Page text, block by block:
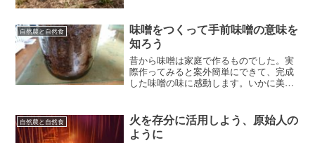
わいさに虜になりました。せっせと蜜を
巣に運ぶ姿は愛らしく、一日中見ていて
も飽きません。私の養蜂体験から学んだ
ことなどを紹介していきたいと思いま
す。
自然農と自然食
味噌をつくって手前味噌の意味を
知ろう
昔から味噌は家庭で作るものでした。実
際作ってみると案外簡単にできて、完成
した味噌の味に感動します。いかに美味
紹介します。
自然農と自然食
火を存分に活用しよう、原始人の
ように